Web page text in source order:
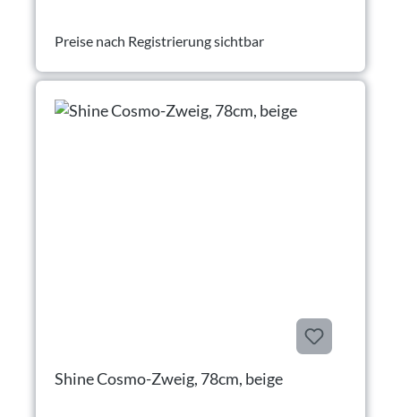
Preise nach Registrierung sichtbar
Shine Cosmo-Zweig, 78cm, beige